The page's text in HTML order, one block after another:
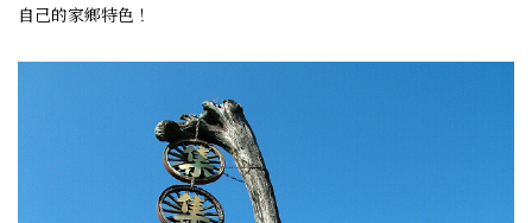
自己的家鄉特色！